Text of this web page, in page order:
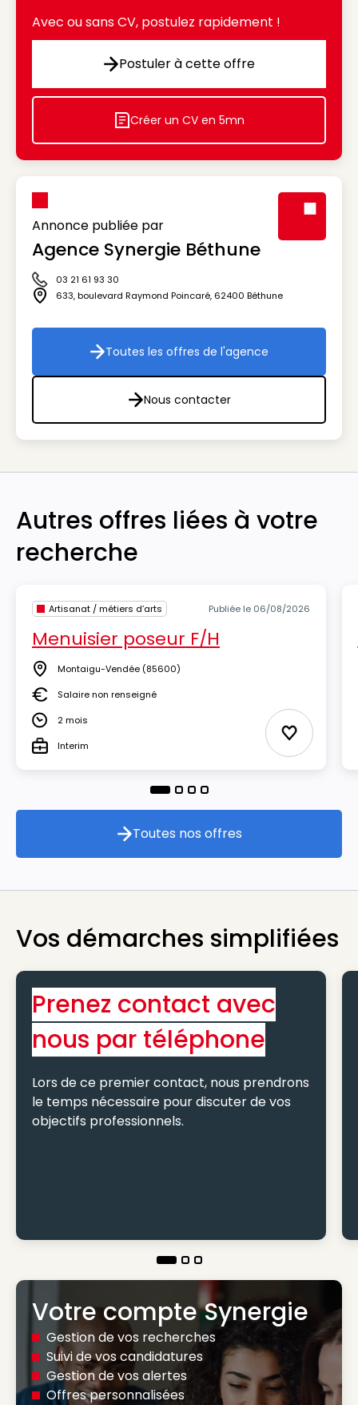
Avec ou sans CV, postulez rapidement !
Postuler à cette offre
Postuler à cette offre
Icon decorative
Créer un CV en 5mn
Annonce publiée par
Agence Synergie Béthune
Icône téléphone
03 21 61 93 30
Icône adresse
633, boulevard Raymond Poincaré, 62400 Béthune
Toutes les offres de l'agence
Toutes les offres de l'agence
Nous contacter
Nous contacter
Autres offres liées à votre
recherche
Artisanat / métiers d’arts Publiée le 06/08/2026
Menuisier poseur F/H
Lieu Montaigu-Vendée (85600)
SalaireSalaire non renseigné
Durée2 mois
TypeInterim Ajouter
Toutes nos offres
Toutes nos offres
Vos démarches simplifiées
Prenez contact avec
nous par téléphone
Lors de ce premier contact, nous prendrons
le temps nécessaire pour discuter de vos
objectifs professionnels.
Votre compte Synergie
Gestion de vos recherches
Suivi de vos candidatures
Gestion de vos alertes
Offres personnalisées